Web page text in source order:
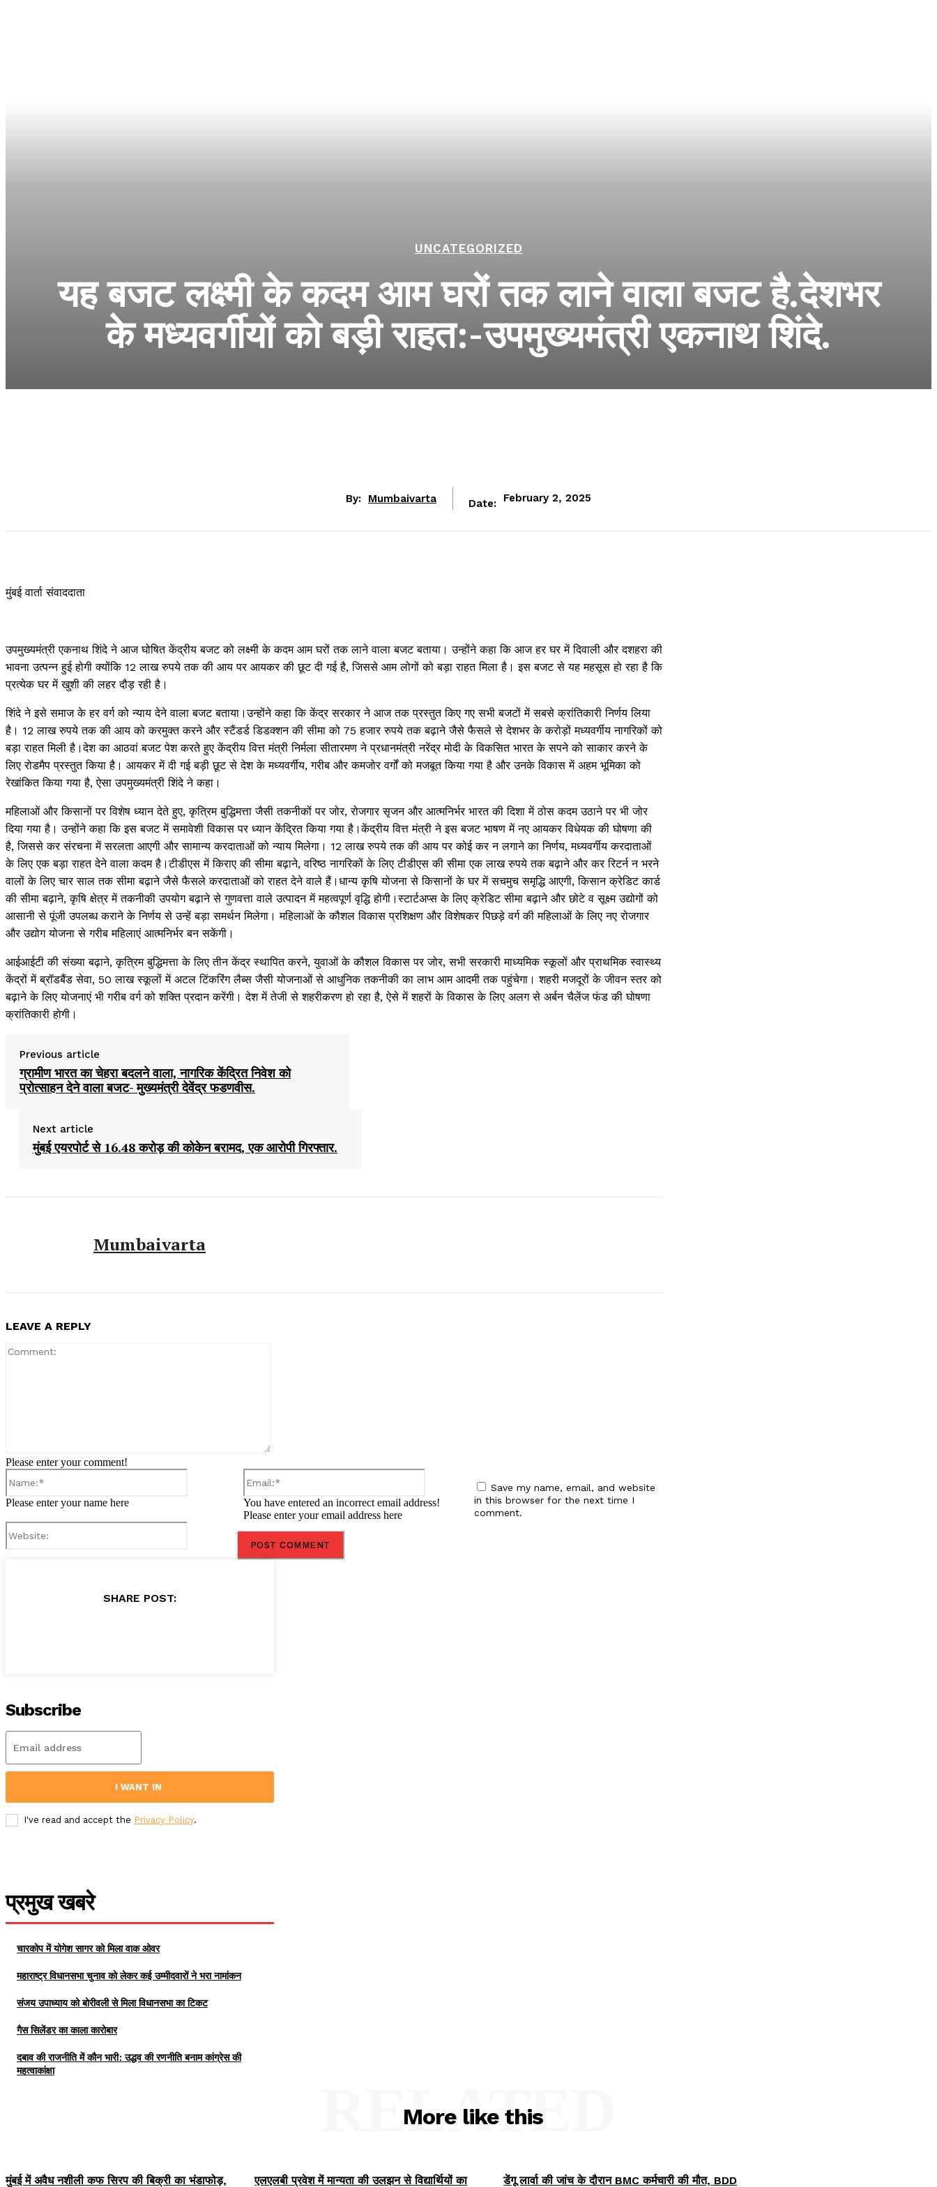
UNCATEGORIZED
यह बजट लक्ष्मी के कदम आम घरों तक लाने वाला बजट है.देशभर
के मध्यवर्गीयों को बड़ी राहत:-उपमुख्यमंत्री एकनाथ शिंदे.
By: Mumbaivarta Date: February 2, 2025
मुंबई वार्ता संवाददाता
उपमुख्यमंत्री एकनाथ शिंदे ने आज घोषित केंद्रीय बजट को लक्ष्मी के कदम आम घरों तक लाने वाला बजट बताया। उन्होंने कहा कि आज हर घर में दिवाली और दशहरा की
भावना उत्पन्न हुई होगी क्योंकि 12 लाख रुपये तक की आय पर आयकर की छूट दी गई है, जिससे आम लोगों को बड़ा राहत मिला है। इस बजट से यह महसूस हो रहा है कि
प्रत्येक घर में खुशी की लहर दौड़ रही है।
शिंदे ने इसे समाज के हर वर्ग को न्याय देने वाला बजट बताया।उन्होंने कहा कि केंद्र सरकार ने आज तक प्रस्तुत किए गए सभी बजटों में सबसे क्रांतिकारी निर्णय लिया
है। 12 लाख रुपये तक की आय को करमुक्त करने और स्टैंडर्ड डिडक्शन की सीमा को 75 हजार रुपये तक बढ़ाने जैसे फैसले से देशभर के करोड़ों मध्यवर्गीय नागरिकों को
बड़ा राहत मिली है।देश का आठवां बजट पेश करते हुए केंद्रीय वित्त मंत्री निर्मला सीतारमण ने प्रधानमंत्री नरेंद्र मोदी के विकसित भारत के सपने को साकार करने के
लिए रोडमैप प्रस्तुत किया है। आयकर में दी गई बड़ी छूट से देश के मध्यवर्गीय, गरीब और कमजोर वर्गों को मजबूत किया गया है और उनके विकास में अहम भूमिका को
रेखांकित किया गया है, ऐसा उपमुख्यमंत्री शिंदे ने कहा।
महिलाओं और किसानों पर विशेष ध्यान देते हुए, कृत्रिम बुद्धिमत्ता जैसी तकनीकों पर जोर, रोजगार सृजन और आत्मनिर्भर भारत की दिशा में ठोस कदम उठाने पर भी जोर
दिया गया है। उन्होंने कहा कि इस बजट में समावेशी विकास पर ध्यान केंद्रित किया गया है।केंद्रीय वित्त मंत्री ने इस बजट भाषण में नए आयकर विधेयक की घोषणा की
है, जिससे कर संरचना में सरलता आएगी और सामान्य करदाताओं को न्याय मिलेगा। 12 लाख रुपये तक की आय पर कोई कर न लगाने का निर्णय, मध्यवर्गीय करदाताओं
के लिए एक बड़ा राहत देने वाला कदम है।टीडीएस में किराए की सीमा बढ़ाने, वरिष्ठ नागरिकों के लिए टीडीएस की सीमा एक लाख रुपये तक बढ़ाने और कर रिटर्न न भरने
वालों के लिए चार साल तक सीमा बढ़ाने जैसे फैसले करदाताओं को राहत देने वाले हैं।धान्य कृषि योजना से किसानों के घर में सचमुच समृद्धि आएगी, किसान क्रेडिट कार्ड
की सीमा बढ़ाने, कृषि क्षेत्र में तकनीकी उपयोग बढ़ाने से गुणवत्ता वाले उत्पादन में महत्वपूर्ण वृद्धि होगी।स्टार्टअप्स के लिए क्रेडिट सीमा बढ़ाने और छोटे व सूक्ष्म उद्योगों को
आसानी से पूंजी उपलब्ध कराने के निर्णय से उन्हें बड़ा समर्थन मिलेगा। महिलाओं के कौशल विकास प्रशिक्षण और विशेषकर पिछड़े वर्ग की महिलाओं के लिए नए रोजगार
और उद्योग योजना से गरीब महिलाएं आत्मनिर्भर बन सकेंगी।
आईआईटी की संख्या बढ़ाने, कृत्रिम बुद्धिमत्ता के लिए तीन केंद्र स्थापित करने, युवाओं के कौशल विकास पर जोर, सभी सरकारी माध्यमिक स्कूलों और प्राथमिक स्वास्थ्य
केंद्रों में ब्रॉडबैंड सेवा, 50 लाख स्कूलों में अटल टिंकरिंग लैब्स जैसी योजनाओं से आधुनिक तकनीकी का लाभ आम आदमी तक पहुंचेगा। शहरी मजदूरों के जीवन स्तर को
बढ़ाने के लिए योजनाएं भी गरीब वर्ग को शक्ति प्रदान करेंगी। देश में तेजी से शहरीकरण हो रहा है, ऐसे में शहरों के विकास के लिए अलग से अर्बन चैलेंज फंड की घोषणा
क्रांतिकारी होगी।
Previous article
ग्रामीण भारत का चेहरा बदलने वाला, नागरिक केंद्रित निवेश को
प्रोत्साहन देने वाला बजट- मुख्यमंत्री देवेंद्र फडणवीस.
Next article
मुंबई एयरपोर्ट से 16.48 करोड़ की कोकेन बरामद, एक आरोपी गिरफ्तार.
Mumbaivarta
LEAVE A REPLY
Please enter your comment!
Please enter your name here
Email:*
You have entered an incorrect email address!
Please enter your email address here
Save my name, email, and website
in this browser for the next time I
comment.
SHARE POST:
Subscribe
I WANT IN
I've read and accept the Privacy Policy.
प्रमुख खबरे
चारकोप में योगेश सागर को मिला वाक ओवर
महाराष्ट्र विधानसभा चुनाव को लेकर कई उम्मीदवारों ने भरा नामांकन
संजय उपाध्याय को बोरीवली से मिला विधानसभा का टिकट
गैस सिलेंडर का काला कारोबार
दबाव की राजनीति में कौन भारी: उद्धव की रणनीति बनाम कांग्रेस की
महत्वाकांक्षा
More like this
RELATED
मुंबई में अवैध नशीली कफ सिरप की बिक्री का भंडाफोड़, एलएलबी प्रवेश में मान्यता की उलझन से विद्यार्थियों का डेंगू लार्वा की जांच के दौरान BMC कर्मचारी की मौत, BDD